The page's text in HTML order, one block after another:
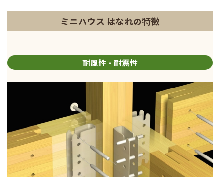
ミニハウス はなれの特徴
耐風性・耐震性